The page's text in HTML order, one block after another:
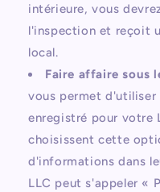
intérieure, vous
l'inspection et reçoit
local.
Faire affaire sous
vous permet
enregistré pour votre
choisissent cette
d'informations dans
LLC peut s'appeler «